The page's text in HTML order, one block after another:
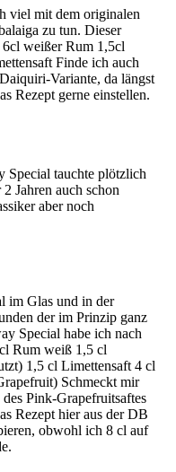
viel mit dem originalen
zu tun. Dieser
weißer Rum 1,5cl
Finde ich auch
Variante, da längst
Rezept gerne einstellen.
Special tauchte plötzlich
Jahren auch schon
aber noch
im Glas und in der
der im Prinzip ganz
Special habe ich nach
Rum weiß 1,5 cl
1,5 cl Limettensaft 4 cl
Schmeckt mir
Pink-Grapefruitsaftes
Rezept hier aus der DB
obwohl ich 8 cl auf